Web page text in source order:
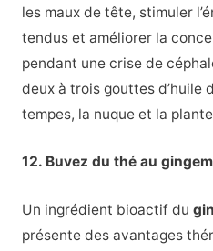
les maux de tête, stimuler
tendus et améliorer la
pendant une crise de
deux à trois gouttes d’huile
tempes, la nuque et la
12. Buvez du thé au
Un ingrédient bioactif du
présente des avantages